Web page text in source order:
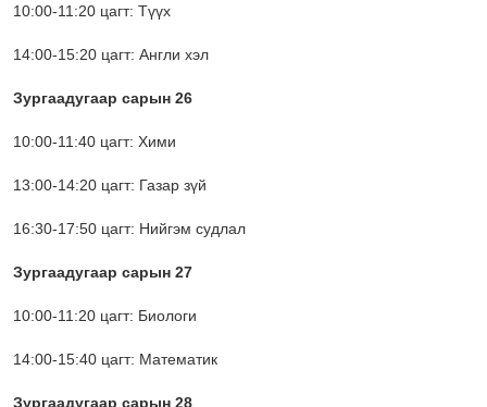
10:00-11:20 цагт: Түүх
14:00-15:20 цагт: Англи хэл
Зургаадугаар сарын 26
10:00-11:40 цагт: Хими
13:00-14:20 цагт: Газар зүй
16:30-17:50 цагт: Нийгэм судлал
Зургаадугаар сарын 27
10:00-11:20 цагт: Биологи
14:00-15:40 цагт: Математик
Зургаадугаар сарын 28